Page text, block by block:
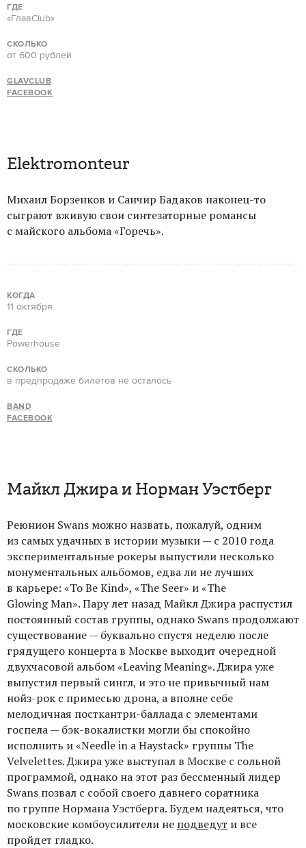
ГДЕ
«ГлавClub»
СКОЛЬКО
от 600 рублей
GLAVCLUB
FACEBOOK
Elektromonteur
Михаил Борзенков и Санчир Бадаков наконец-то
сыграют вживую свои синтезаторные романсы
с майского альбома «Горечь».
КОГДА
11 октября
ГДЕ
Powerhouse
СКОЛЬКО
в предпродаже билетов не осталось
BAND
FACEBOOK
Майкл Джира и Норман Уэстберг
Реюнион Swans можно назвать, пожалуй, одним
из самых удачных в истории музыки — с 2010 года
экспериментальные рокеры выпустили несколько
монументальных альбомов, едва ли не лучших
в карьере: «To Be Kind», «The Seer» и «The
Glowing Man». Пару лет назад Майкл Джира распустил
постоянный состав группы, однако Swans продолжают
существование — буквально спустя неделю после
грядущего концерта в Москве выходит очередной
двухчасовой альбом «Leaving Meaning». Джира уже
выпустил первый сингл, и это не привычный нам
нойз-рок с примесью дрона, а вполне себе
мелодичная посткантри-баллада с элементами
госпела — бэк-вокалистки могли бы спокойно
исполнить и «Needle in a Haystack» группы The
Velvelettes. Джира уже выступал в Москве с сольной
программой, однако на этот раз бессменный лидер
Swans позвал с собой своего давнего соратника
по группе Нормана Уэстберга. Будем надеяться, что
московские комбоусилители не подведут и все
пройдет гладко.